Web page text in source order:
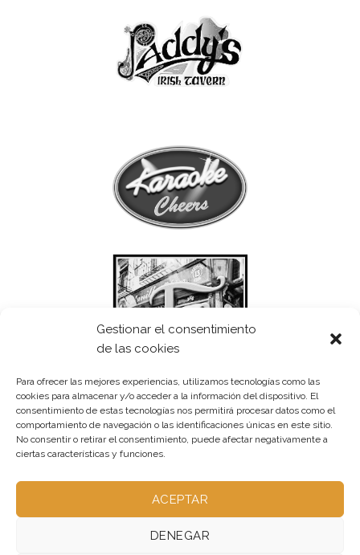
Gestionar el consentimiento
de las cookies
Para ofrecer las mejores experiencias, utilizamos tecnologías como las
cookies para almacenar y/o acceder a la información del dispositivo. El
consentimiento de estas tecnologías nos permitirá procesar datos como el
comportamiento de navegación o las identificaciones únicas en este sitio.
No consentir o retirar el consentimiento, puede afectar negativamente a
ciertas características y funciones.
ACEPTAR
DENEGAR